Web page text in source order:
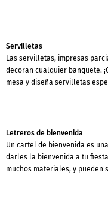
Servilletas
Las servilletas, impresas
decoran cualquier banquete.
mesa y diseña servilletas
Letreros de bienvenida
Un cartel de bienvenida es
darles la bienvenida a tu
muchos materiales, y pueden